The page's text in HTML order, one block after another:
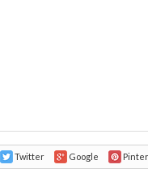
Twitter Google